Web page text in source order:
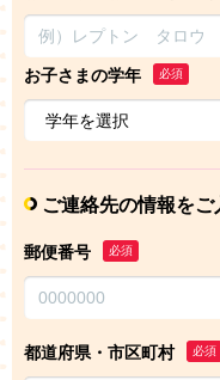
お子さまの学年 必須
ご連絡先の情報を
郵便番号 必須
都道府県・市区町村 必須